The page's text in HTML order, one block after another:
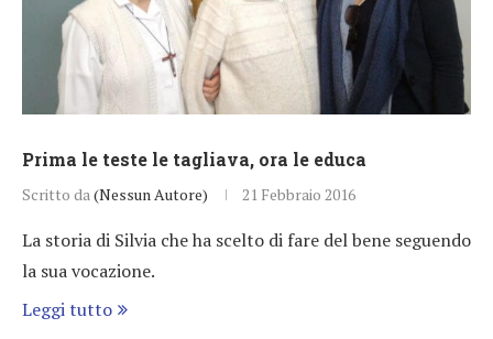
Prima le teste le tagliava, ora le educa
Scritto da (Nessun Autore) 21 Febbraio 2016
La storia di Silvia che ha scelto di fare del bene seguendo
la sua vocazione.
Leggi tutto